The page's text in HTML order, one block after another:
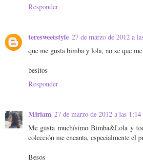
Responder
teresweetstyle 27 de marzo de 2012 a
que me gusta bimba y lola, no se que
besitos
Responder
Miriam 27 de marzo de 2012 a las 1:14
Me gusta muchísimo Bimba&Lola y
colección me encanta, especialmente el
Besos